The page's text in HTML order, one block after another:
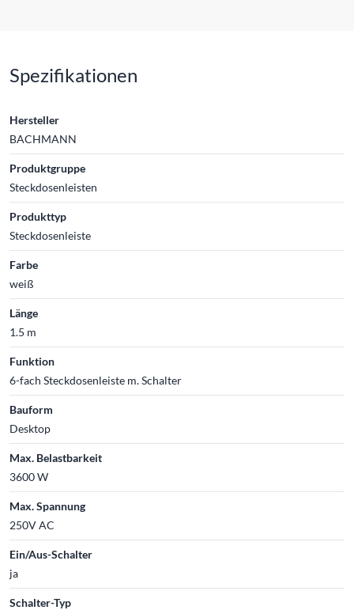
Spezifikationen
Hersteller
BACHMANN
Produktgruppe
Steckdosenleisten
Produkttyp
Steckdosenleiste
Farbe
weiß
Länge
1.5 m
Funktion
6-fach Steckdosenleiste m. Schalter
Bauform
Desktop
Max. Belastbarkeit
3600 W
Max. Spannung
250V AC
Ein/Aus-Schalter
ja
Schalter-Typ